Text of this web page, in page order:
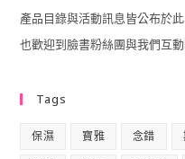
產品目錄與活動訊息皆公布於此
也歡迎到臉書粉絲團與我們互
Tags
保濕 寶雅 念錯